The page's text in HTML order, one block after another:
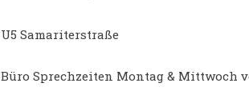
U5 Samariterstraße
Büro Sprechzeiten Montag & Mittwoch